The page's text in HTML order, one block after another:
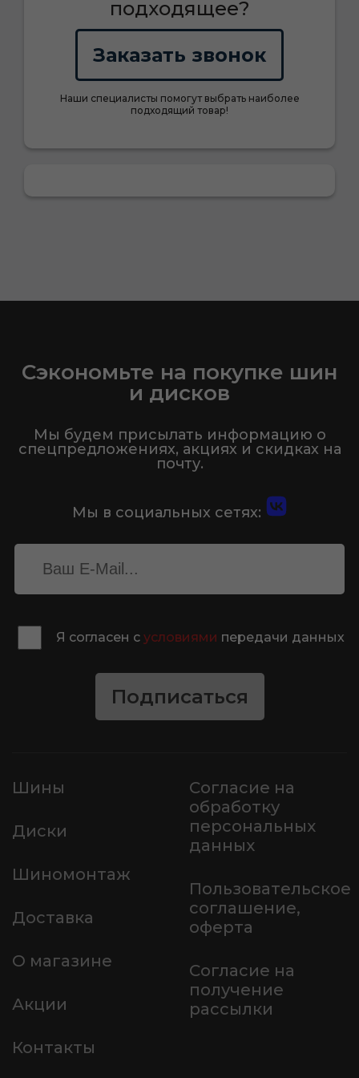
подходящее?
Заказать звонок
Наши специалисты помогут выбрать наиболее
подходящий товар!
Сэкономьте на покупке шин
и дисков
Мы будем присылать информацию о
спецпредложениях, акциях и скидках на
почту.
Мы в социальных сетях:
Я согласен с условиями передачи данных
Подписаться
Шины
Диски
Шиномонтаж
Доставка
О магазине
Акции
Контакты
Согласие на
обработку
персональных
данных
Пользовательское
соглашение,
оферта
Согласие на
получение
рассылки